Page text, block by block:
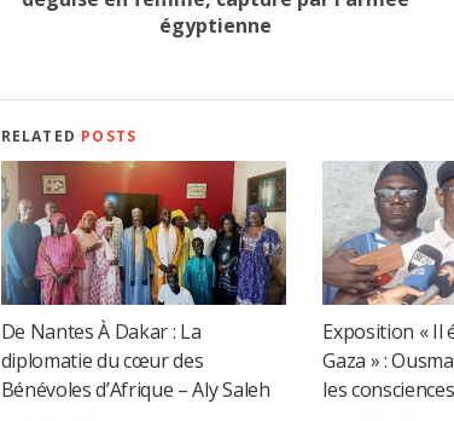
égyptienne
RELATED POSTS
De Nantes À Dakar : La
diplomatie du cœur des
Bénévoles d’Afrique – Aly Saleh
Exposition « Il
Gaza » :
les